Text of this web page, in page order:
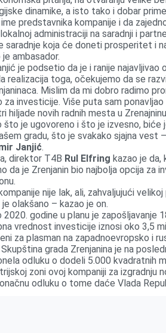
dinamike, a isto tako i dobar
predstavnika kompanije i da
administraciji na saradnji i
saradnje koja će doneti prosperitet i
ambasador.
je podsetio da je i ranije najavljivao
realizacija toga, očekujemo da se
Mislim da mi dobro radimo
investicije. Više puta sam
hiljade novih radnih mesta u
što je ugovoreno i što je izvesno, biće
gradu, što je svakako sjajna vest
Janjić.
direktor T4B Rul Elfring kazao je da,
da je Zrenjanin bio najbolja opcija za
nije lak, ali, zahvaljujući
olakšano – kazao je on.
2020. godine u planu je zapošljavanje
vrednost investicije iznosi oko 3,5
za plasman na zapadnoevropsko i
grada Zrenjanina je na
odluku o dodeli 5.000 kvadratnih
zoni ovoj kompaniji za izgradnju
odluku o tome daće Vlada